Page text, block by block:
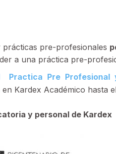
prácticas pre-profesionales
a una práctica pre-
Pre Profesional
Kardex Académico hasta
y personal de Kardex